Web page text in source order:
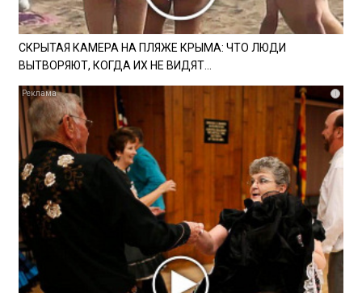
СКРЫТАЯ КАМЕРА НА ПЛЯЖЕ КРЫМА: ЧТО ЛЮДИ
ВЫТВОРЯЮТ, КОГДА ИХ НЕ ВИДЯТ...
i